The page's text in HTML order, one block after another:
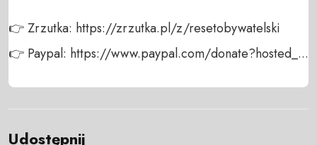
👉 Zrzutka: https://zrzutka.pl/z/resetobywatelski
👉 Paypal: https://www.paypal.com/donate?hosted_...
Udostępnij